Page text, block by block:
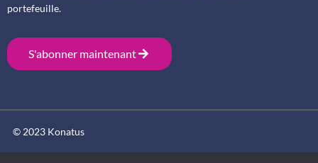
portefeuille.
S'abonner maintenant
© 2023 Konatus